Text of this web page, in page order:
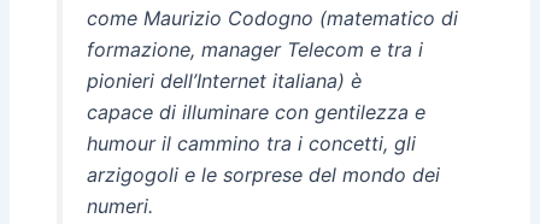
come Maurizio Codogno (matematico di
formazione, manager Telecom e tra i
pionieri dell’Internet italiana) è
capace di illuminare con gentilezza e
humour il cammino tra i concetti, gli
arzigogoli e le sorprese del mondo dei
numeri.